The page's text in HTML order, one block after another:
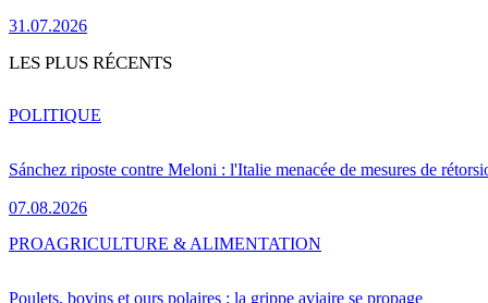
31.07.2026
LES PLUS RÉCENTS
Sánchez riposte contre Meloni : l'Italie menacée de mesures de
07.08.2026
POLITIQUE
Poulets, bovins et ours polaires : la grippe aviaire se propage
PROAGRICULTURE & ALIMENTATION